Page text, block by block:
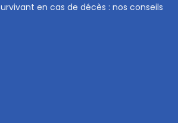
en cas de décès : nos conseils